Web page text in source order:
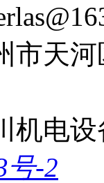
市天
机电
号-2